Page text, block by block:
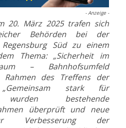
- Anzeige -
20. März 2025 trafen sich
Behörden bei der
Regensburg Süd zu einem
Thema: „Sicherheit im
– Bahnhofsumfeld
Rahmen des Treffens der
„Gemeinsam stark für
wurden bestehende
überprüft und neue
Verbesserung der